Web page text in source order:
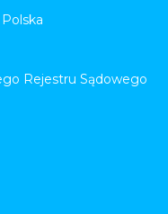
Rejestru Sądowego